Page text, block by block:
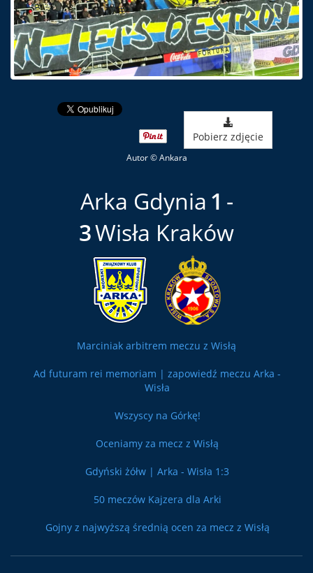
Pobierz zdjęcie
Autor © Ankara
Arka Gdynia 1
3Wisła Kraków
Marciniak arbitrem meczu z Wisłą
Ad futuram rei memoriam | zapowiedź meczu Arka -
Wisła
Wszyscy na Górkę!
Oceniamy za mecz z Wisłą
Gdyński żółw | Arka - Wisła 1:3
50 meczów Kajzera dla Arki
Gojny z najwyższą średnią ocen za mecz z Wisłą